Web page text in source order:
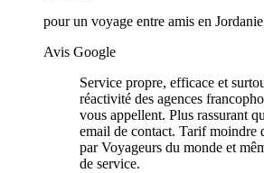
pour un voyage entre amis en Jordanie
Avis Google
Service propre, efficace et
réactivité des agences
vous appellent. Plus rassurant
email de contact. Tarif moindre
par Voyageurs du monde et
de service.